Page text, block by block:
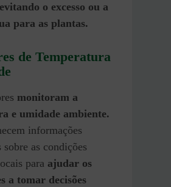
evitando o excesso ou a
para as plantas.
de Temperatura
monitoram a
e umidade ambiente.
informações
sobre as condições
para ajudar os
a tomar decisões